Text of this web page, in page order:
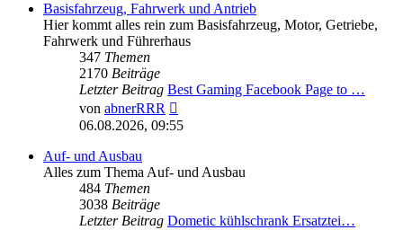
Basisfahrzeug, Fahrwerk und Antrieb
Hier kommt alles rein zum Basisfahrzeug, Motor, Getriebe,
Fahrwerk und Führerhaus
347 Themen
2170 Beiträge
Letzter Beitrag Best Gaming Facebook Page to …
von abnerRRR
Beitrag
06.08.2026, 09:55
Auf- und Ausbau
Alles zum Thema Auf- und Ausbau
484 Themen
3038 Beiträge
Letzter Beitrag Dometic kühlschrank Ersatztei…